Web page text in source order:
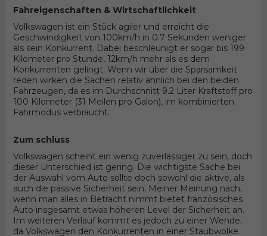
Fahreigenschaften & Wirtschaftlichkeit
Volkswagen ist ein Stück agiler und erreicht die
Geschwindigkeit von 100km/h in 0.7 Sekunden weniger
als sein Konkurrent. Dabei beschleunigt er sogar bis 199
Kilometer pro Stunde, 12km/h mehr als es dem
Konkurrenten gelingt. Wenn wir über die Sparsamkeit
reden wirken die Sachen relativ ähnlich bei den beiden
Fahrzeugen, da es im Durchschnitt 9.2 Liter Kraftstoff pro
100 Kilometer (31 Meilen pro Galon), im kombinierten
Fahrmodus verbraucht.
Zum schluss
Volkswagen scheint ein wenig zuverlässiger zu sein, doch
dieser Unterschied ist gering. Die wichtigste Sache bei
der Auswahl vom Auto sollte doch sowohl die aktive, als
auch die passive Sicherheit sein. Meiner Meinung nach,
wenn man alles in Betracht nimmt bietet französisches
Auto insgesamt etwas höheren Level der Sicherheit an.
Im weiteren Verlauf kommt es jedoch zu einer Wende,
da Volkswagen den Konkurrenten in einer Staubwolke